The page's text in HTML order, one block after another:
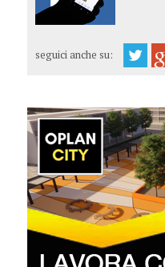
seguici anche su: